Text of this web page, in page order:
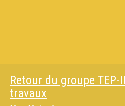
Retour du groupe TEP-
travaux